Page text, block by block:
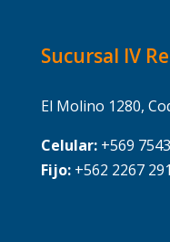
Sucursal IV
El Molino 1280,
Celular:+569
Fijo:+562 2267